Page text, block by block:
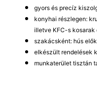
gyors és precíz
konyhai részlegen:
illetve KFC-s kosarak
szakácsként: hús
elkészült rendelések
munkaterület tisztán